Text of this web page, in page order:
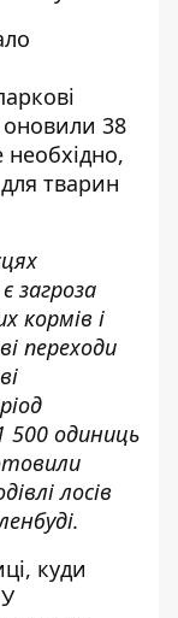
оновили 38
необхідно,
тварин
загроза
кормів і
переходи
500 одиниць
лосів
куди